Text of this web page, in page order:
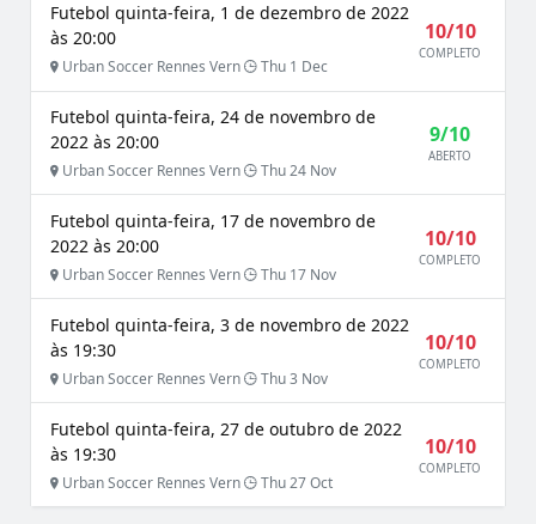
Futebol quinta-feira, 1 de dezembro de 2022
às 20:00
Urban Soccer Rennes Vern Thu 1 Dec
10/10
COMPLETO
Futebol quinta-feira, 24 de novembro de
2022 às 20:00
Urban Soccer Rennes Vern Thu 24 Nov
9/10
ABERTO
Futebol quinta-feira, 17 de novembro de
2022 às 20:00
Urban Soccer Rennes Vern Thu 17 Nov
10/10
COMPLETO
Futebol quinta-feira, 3 de novembro de 2022
às 19:30
Urban Soccer Rennes Vern Thu 3 Nov
10/10
COMPLETO
Futebol quinta-feira, 27 de outubro de 2022
às 19:30
Urban Soccer Rennes Vern Thu 27 Oct
10/10
COMPLETO